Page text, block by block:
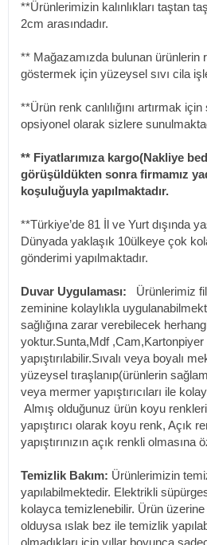
**Ürünlerimizin kalınlıkları taştan
2cm arasındadır.
** Mağazamızda bulunan ürünlerin
göstermek için yüzeysel sıvı cila
**Ürün renk canlılığını artırmak için
opsiyonel olarak sizlere
** Fiyatlarımıza kargo(Nakliye
görüşüldükten sonra firmamız
koşuluğuyla yapılmaktadır.
**Türkiye’de 81 İl ve Yurt dışında
Dünyada yaklaşık 10ülkeye çok
gönderimi yapılmaktadır.
Duvar Uygulaması:
Ürünlerimiz
zeminine kolaylıkla
sağlığına zarar verebilecek
yoktur.Sunta,Mdf ,Cam,Kartonpiyer
yapıştırılabilir.Sıvalı veya boyalı
yüzeysel tıraşlanıp(ürünlerin
veya mermer yapıştırıcıları ile
Almış olduğunuz ürün koyu renkleri
yapıştırıcı olarak koyu renk, Açık
yapıştırınızın açık renkli olmasına
Temizlik Bakım: Ürünlerimizin
yapılabilmektedir. Elektrikli
kolayca temizlenebilir. Ürün üzerine
olduysa ıslak bez ile temizlik